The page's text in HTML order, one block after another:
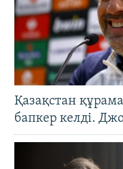
Қазақстан
бапкер келді.